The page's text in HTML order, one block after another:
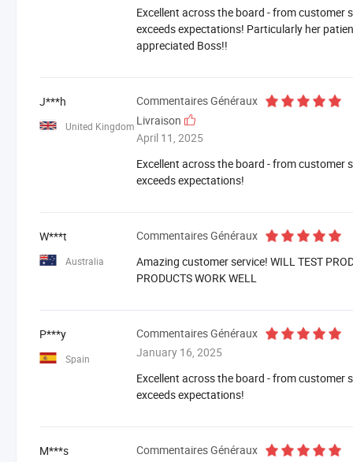
Excellent across the board - from customer
exceeds expectations! Particularly her
appreciated Boss!!
J***h
United Kingdom
Commentaires Généraux
Livraison
April 11, 2025
Excellent across the board - from customer
exceeds expectations!
W***t
Australia
Commentaires Généraux
Amazing customer service! WILL TEST
PRODUCTS WORK WELL
P***y
Spain
Commentaires Généraux
January 16, 2025
Excellent across the board - from customer
exceeds expectations!
M***s
Commentaires Généraux